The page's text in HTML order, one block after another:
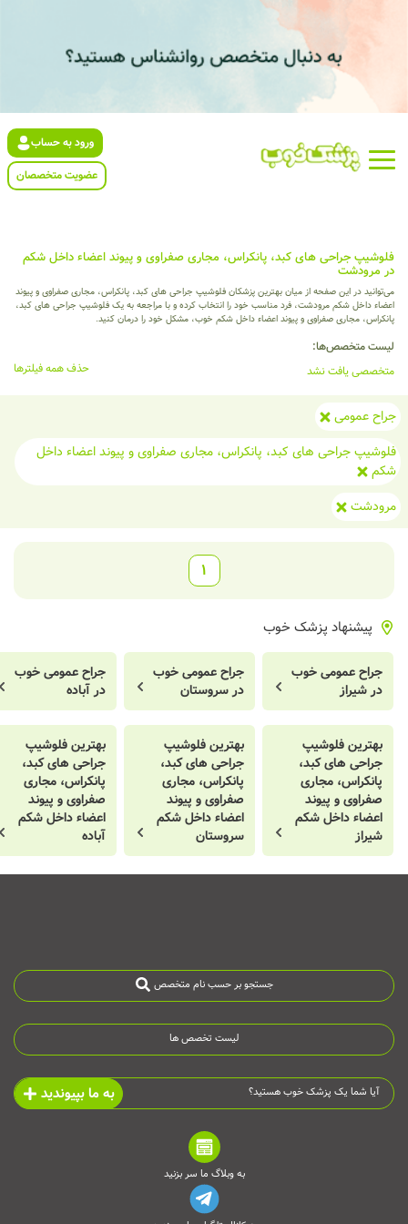
ورود به حساب
عضویت متخصصان
فلوشیپ جراحی های کبد، پانکراس، مجاری صفراوی و پیوند اعضاء داخل شکم
در مرودشت
می‌توانید در این صفحه از میان بهترین پزشکان فلوشیپ جراحی های کبد، پانکراس، مجاری صفراوی و پیوند
اعضاء داخل شکم مرودشت، فرد مناسب خود را انتخاب کرده و با مراجعه به یک فلوشیپ جراحی های کبد،
پانکراس، مجاری صفراوی و پیوند اعضاء داخل شکم خوب، مشکل خود را درمان کنید.
لیست متخصص‌ها:
متخصصی یافت نشد
حذف همه فیلترها
جراح عمومی
فلوشیپ جراحی های کبد، پانکراس، مجاری صفراوی و پیوند اعضاء داخل
شکم
مرودشت
1
پیشنهاد پزشک خوب
جراح عمومی خوب
در شیراز
جراح عمومی خوب
در سروستان
جراح عمومی خوب
در آباده
بهترین فلوشیپ
جراحی های کبد،
پانکراس، مجاری
صفراوی و پیوند
اعضاء داخل شکم
شیراز
بهترین فلوشیپ
جراحی های کبد،
پانکراس، مجاری
صفراوی و پیوند
اعضاء داخل شکم
سروستان
بهترین فلوشیپ
جراحی های کبد،
پانکراس، مجاری
صفراوی و پیوند
اعضاء داخل شکم
آباده
جستجو بر حسب نام متخصص
لیست تخصص ها
آیا شما یک پزشک خوب هستید؟ به ما بپیوندید
به وبلاگ ما سر بزنید